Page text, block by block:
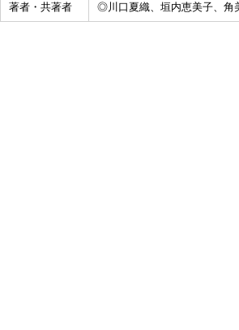
著者・共著者 ◎川口夏織、垣内恵美子、角